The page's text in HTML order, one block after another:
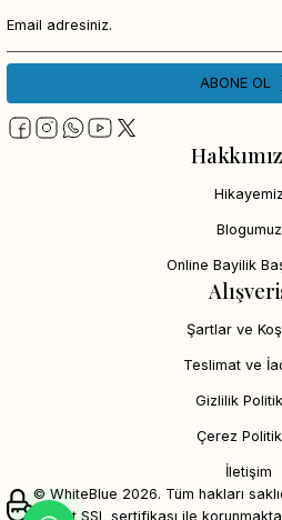
Hikayemiz
Blogumuz
Online Bayilik
Şartlar ve
Teslimat ve
Gizlilik
Çerez
İletişim
ABONE OL
© WhiteBlue 2026. Tüm hakları
256bit SSL sertifikası ile